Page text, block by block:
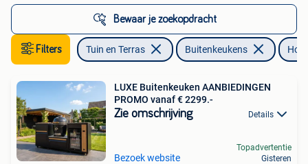
Bewaar je zoekopdracht
Filters Tuin en Terras Buitenkeukens
LUXE Buitenkeuken AANBIEDINGEN
PROMO vanaf € 2299.-
Zie omschrijving Details
Bezoek website
Topadvertentie
Gisteren